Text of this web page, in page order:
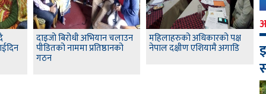
दाइजो बिरोधी अभियान चलाउन
पीडितको नाममा प्रतिष्ठानको
गठन
महिलाहरुको अधिकारको पक्ष
नेपाल दक्षीण एशियामै अगाडि